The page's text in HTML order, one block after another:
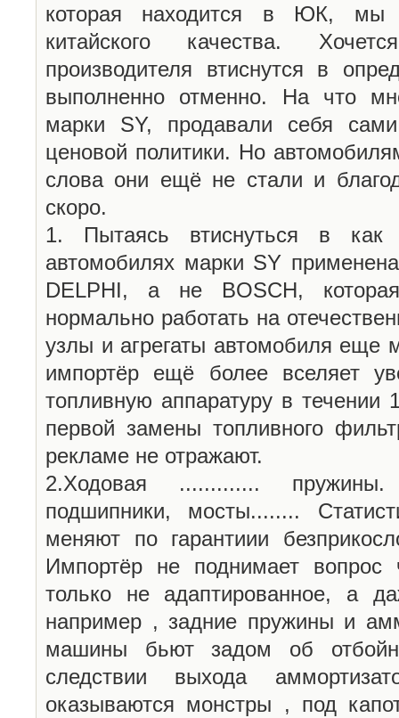
которая находится в ЮК, мы
китайского качества.
производителя втиснутся в
выполненно отменно. На что
марки SY, продавали себя
ценовой политики. Но
слова они ещё не стали и
скоро.
1. Пытаясь втиснуться в
автомобилях марки SY
DELPHI, а не BOSCH,
нормально работать на
узлы и агрегаты автомобиля
импортёр ещё более вселяет
топливную аппаратуру в
первой замены топливного
рекламе не отражают.
2.Ходовая ............. пружины.
подшипники, мосты........
меняют по гарантиии
Импортёр не поднимает
только не адаптированное, а
например , задние пружины и
машины бьют задом об
следствии выхода
оказываются монстры , под